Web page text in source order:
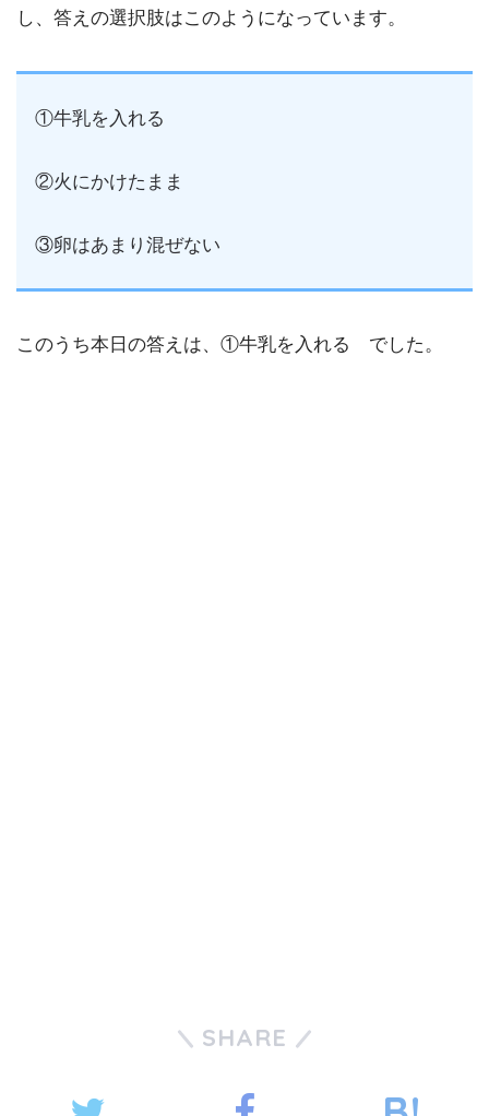
し、答えの選択肢はこのようになっています。
①牛乳を入れる
②火にかけたまま
③卵はあまり混ぜない
このうち本日の答えは、①牛乳を入れる でした。
SHARE